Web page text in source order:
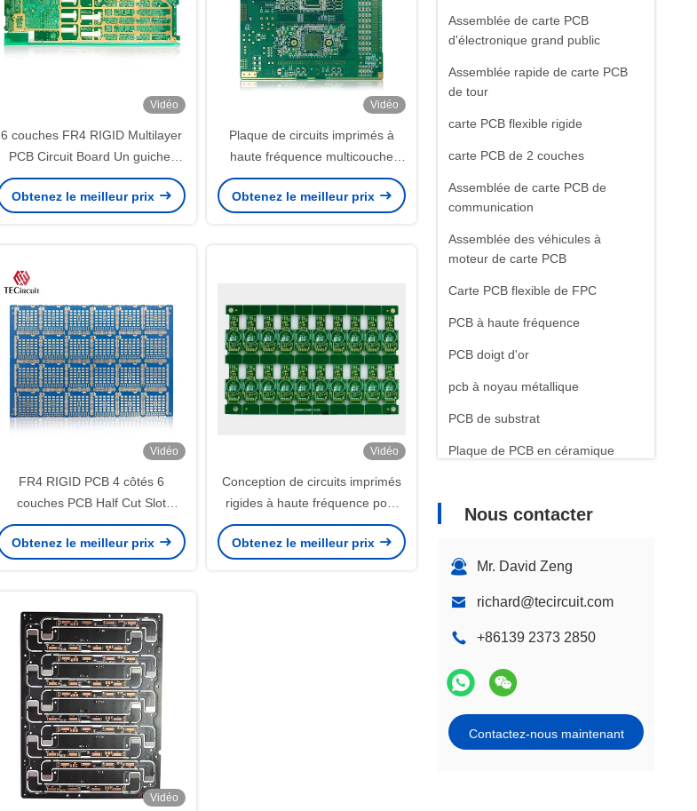
Assemblée de carte PCB
d'électronique grand public
Assemblée rapide de carte PCB
de tour
carte PCB flexible rigide
carte PCB de 2 couches
Assemblée de carte PCB de
communication
Assemblée des véhicules à
moteur de carte PCB
Carte PCB flexible de FPC
PCB à haute fréquence
PCB doigt d'or
pcb à noyau métallique
PCB de substrat
Plaque de PCB en céramique
Nous contacter
Mr. David Zeng
richard@tecircuit.com
+86139 2373 2850
Contactez-nous maintenant
Vidéo
6 couches FR4 RIGID Multilayer
PCB Circuit Board Un guichet
unique
Obtenez le meilleur prix
Vidéo
Plaque de circuits imprimés à
haute fréquence multicouche
Golden Finger FR4 TG150
Obtenez le meilleur prix
Vidéo
FR4 RIGID PCB 4 côtés 6
couches PCB Half Cut Slot
Immersion Or 2u
Obtenez le meilleur prix
Vidéo
Conception de circuits imprimés
rigides à haute fréquence pour
affichage médical
Obtenez le meilleur prix
Vidéo